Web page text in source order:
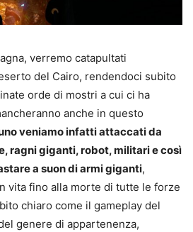
verremo catapultati
del Cairo, rendendoci subito
orde di mostri a cui ci ha
anche in questo
veniamo infatti attaccati da
ragni giganti, robot, militari e così
a suon di armi giganti,
vita fino alla morte di tutte le forze
chiaro come il gameplay del
genere di appartenenza,